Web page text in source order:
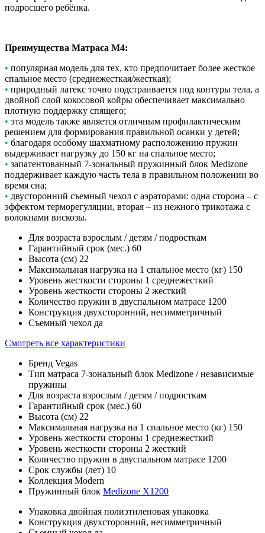
подросшего ребёнка.
Преимущества Матраса М4:
• популярная модель для тех, кто предпочитает более жесткое
спальное место (среднежесткая/жесткая);
• природный латекс точно подстраивается под контуры тела, а
двойной слой кокосовой койры обеспечивает максимально
плотную поддержку спящего;
• эта модель также является отличным профилактическим
решением для формирования правильной осанки у детей;
• благодаря особому шахматному расположению пружин
выдерживает нагрузку до 150 кг на спальное место;
• запатентованный 7-зональный пружинный блок Medizone
поддерживает каждую часть тела в правильном положении во
время сна;
• двусторонний съемный чехол с аэраторами: одна сторона – с
эффектом терморегуляции, вторая – из нежного трикотажа с
волокнами вискозы.
Для возраста взрослым / детям / подросткам
Гарантийный срок (мес.) 60
Высота (см) 22
Максимальная нагрузка на 1 спальное место (кг) 150
Уровень жесткости стороны 1 среднежесткий
Уровень жесткости стороны 2 жесткий
Количество пружин в двуспальном матрасе 1200
Конструкция двухсторонний, несимметричный
Съемный чехол да
Смотреть все характеристики
Бренд Vegas
Тип матраса 7-зональный блок Medizone / независимые
пружины
Для возраста взрослым / детям / подросткам
Гарантийный срок (мес.) 60
Высота (см) 22
Максимальная нагрузка на 1 спальное место (кг) 150
Уровень жесткости стороны 1 среднежесткий
Уровень жесткости стороны 2 жесткий
Количество пружин в двуспальном матрасе 1200
Срок службы (лет) 10
Коллекция Modern
Пружинный блок Medizone X1200
Упаковка двойная полиэтиленовая упаковка
Конструкция двухсторонний, несимметричный